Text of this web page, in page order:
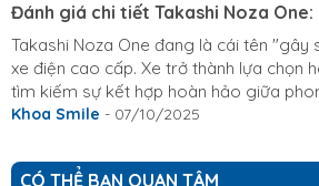
Đánh giá chi tiết Takashi Noza One:
mua nhất phân khúc!
Takashi Noza One đang là cái tên "gây
xe điện cao cấp. Xe trở thành lựa chọn
tìm kiếm sự kết hợp hoàn hảo giữa
lãm và công nghệ hiện đại. Bạn đang
review chi tiết xe điện Takashi Noza
Khoa Smile - 07/10/2025
CÓ THỂ BẠN QUAN TÂM